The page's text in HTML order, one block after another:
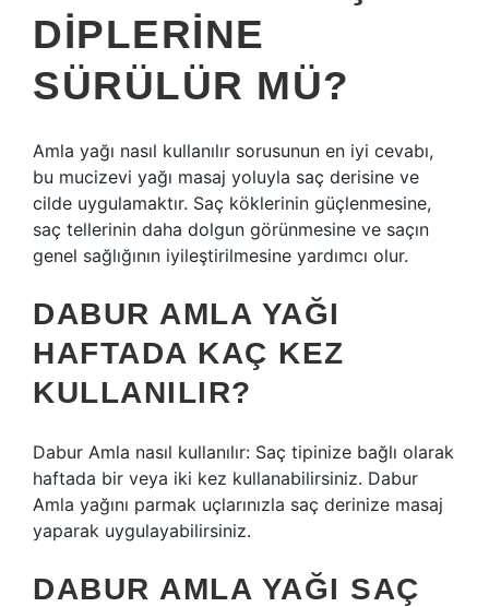
DIPLERINE
SÜRÜLÜR MÜ?
Amla yağı nasıl kullanılır sorusunun en iyi cevabı,
bu mucizevi yağı masaj yoluyla saç derisine ve
cilde uygulamaktır. Saç köklerinin güçlenmesine,
saç tellerinin daha dolgun görünmesine ve saçın
genel sağlığının iyileştirilmesine yardımcı olur.
DABUR AMLA YAĞI
HAFTADA KAÇ KEZ
KULLANILIR?
Dabur Amla nasıl kullanılır: Saç tipinize bağlı olarak
haftada bir veya iki kez kullanabilirsiniz. Dabur
Amla yağını parmak uçlarınızla saç derinize masaj
yaparak uygulayabilirsiniz.
DABUR AMLA YAĞI SAÇ